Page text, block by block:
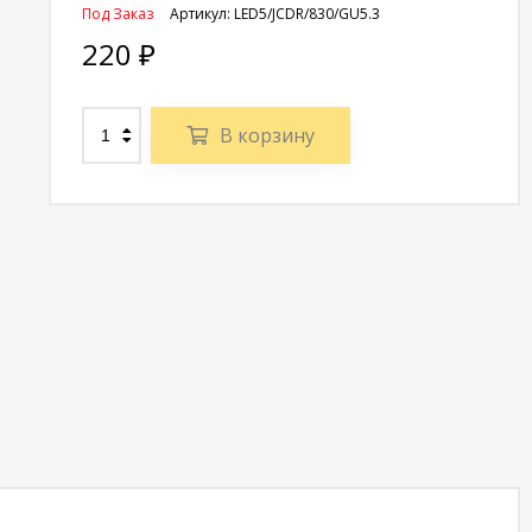
Артикул: LED5/JCDR/830/GU5.3
Под Заказ
220 ₽
В корзину